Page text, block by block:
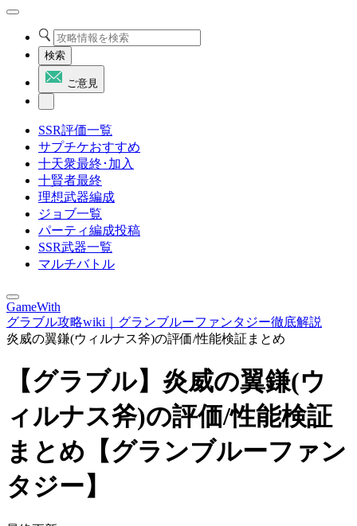
検索
ご意見
SSR評価一覧
サプチケおすすめ
十天衆最終･加入
十賢者最終
理想武器編成
ジョブ一覧
パーティ編成投稿
SSR武器一覧
マルチバトル
GameWith
グラブル攻略wiki｜グランブルーファンタジー徹底解説
炎威の翼鎌(ウィルナス斧)の評価/性能検証まとめ
【グラブル】炎威の翼鎌(ウ
ィルナス斧)の評価/性能検証
まとめ【グランブルーファン
タジー】